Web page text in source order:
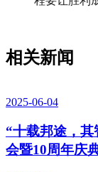
相关新闻
2025-06-04
“十载邦途，
会暨10周年庆